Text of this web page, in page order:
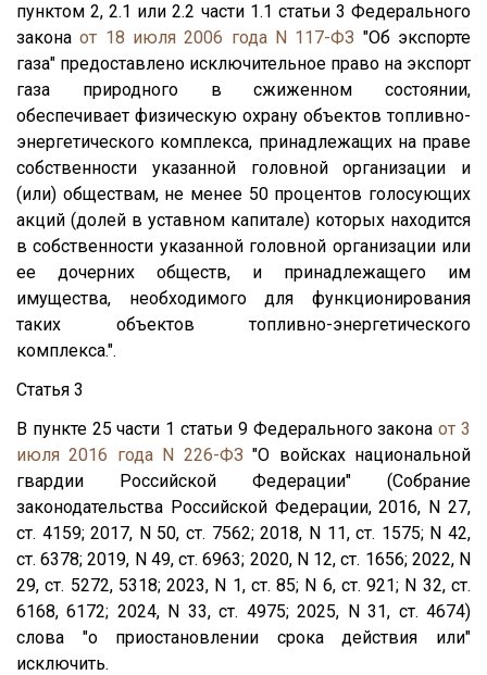
пунктом 2, 2.1 или 2.2 части 1.1 статьи 3 Федерального
законаот 18 июля 2006 года N 117-ФЗ "Об экспорте
газа" предоставлено исключительное право на экспорт
газа природного в сжиженном состоянии,
обеспечивает физическую охрану объектов топливно-
энергетического комплекса, принадлежащих на праве
собственности указанной головной организации и
(или) обществам, не менее 50 процентов голосующих
акций (долей в уставном капитале) которых находится
в собственности указанной головной организации или
ее дочерних обществ, и принадлежащего им
имущества, необходимого для функционирования
таких объектов топливно-энергетического
комплекса.".
Статья 3
В пункте 25 части 1 статьи 9 Федерального законаот 3
июля 2016 года N 226-ФЗ "О войсках национальной
гвардии Российской Федерации" (Собрание
законодательства Российской Федерации, 2016, N 27,
ст. 4159; 2017, N 50, ст. 7562; 2018, N 11, ст. 1575; N 42,
ст. 6378; 2019, N 49, ст. 6963; 2020, N 12, ст. 1656; 2022, N
29, ст. 5272, 5318; 2023, N 1, ст. 85; N 6, ст. 921; N 32, ст.
6168, 6172; 2024, N 33, ст. 4975; 2025, N 31, ст. 4674)
слова "о приостановлении срока действия или"
исключить.